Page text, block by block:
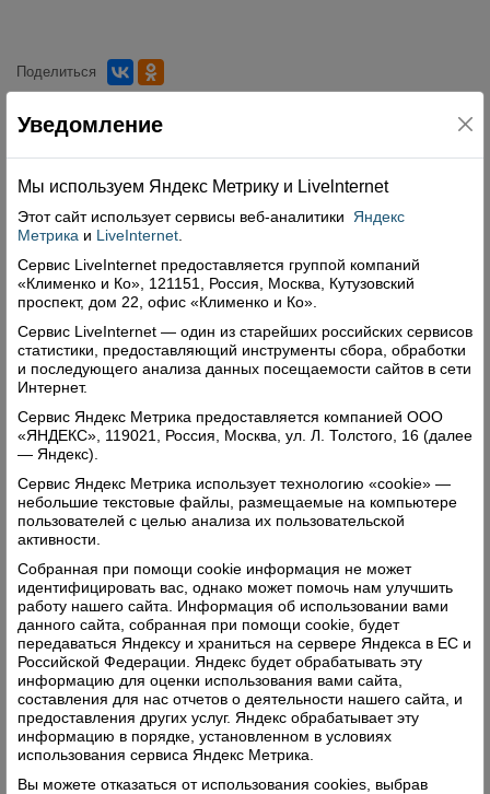
Поделиться
Комментарии (0)
Свежий номер
Уведомление
Мы используем Яндекс Метрику и Livelnternet
Этот сайт использует сервисы веб-аналитики
Яндекс
Метрика и LiveInternet
Сервис LiveInternet предоставляется группой компаний
«Клименко и Ко», 121151, Россия, Москва, Кутузовский
проспект, дом 22, офис «Клименко и Ко».
Сервис LiveInternet — один из старейших российских сервисов
статистики, предоставляющий инструменты сбора, обработки
и последующего анализа данных посещаемости сайтов в сети
Интернет.
Сервис Яндекс Метрика предоставляется компанией ООО
«ЯНДЕКС», 119021, Россия, Москва, ул. Л. Толстого, 16 (далее
— Яндекс).
Сервис Яндекс Метрика использует технологию «cookie» —
небольшие текстовые файлы, размещаемые на компьютере
пользователей с целью анализа их пользовательской
активности.
Собранная при помощи cookie информация не может
идентифицировать вас, однако может помочь нам улучшить
работу нашего сайта. Информация об использовании вами
данного сайта, собранная при помощи cookie, будет
передаваться Яндексу и храниться на сервере Яндекса в ЕС и
Российской Федерации. Яндекс будет обрабатывать эту
информацию для оценки использования вами сайта,
составления для нас отчетов о деятельности нашего сайта, и
предоставления других услуг. Яндекс обрабатывает эту
информацию в порядке, установленном в условиях
использования сервиса Яндекс Метрика.
Вы можете отказаться от использования cookies, выбрав